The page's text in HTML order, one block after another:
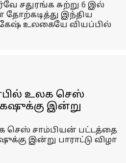
சதுரங்க சுற்று 6 இல்
இந்திய
உலகையே வியப்பில்
உலக செஸ்
இன்று
செஸ் சாம்பியன் பட்டத்தை
இன்று பாராட்டு விழா